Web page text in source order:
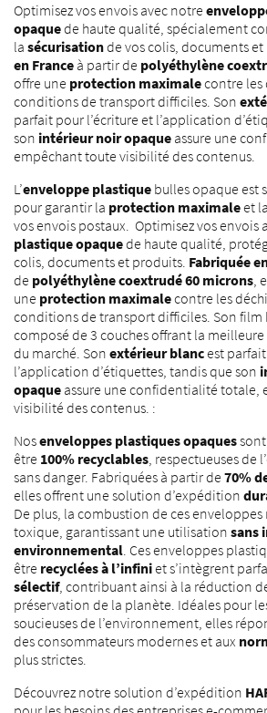
Optimisez vos envois avec notre
opaquede haute qualité, spécialement
la sécurisationde vos colis, documents
en France à partir de polyéthylène
offre une protection maximalecontre les
conditions de transport difficiles. Son
parfait pour l’écriture et l’application
son intérieur noir opaque assure une
empêchant toute visibilité des contenus.
L’enveloppe plastique bulles opaque est
pour garantir la protection maximaleet la
vos envois postaux. Optimisez vos envois
plastique opaquede haute qualité,
colis, documents et produits. Fabriquée
de polyéthylène coextrudé 60 microns,
une protection maximalecontre les
conditions de transport difficiles. Son film
composé de 3 couches offrant la
du marché. Son extérieur blancest
l’application d’étiquettes, tandis que son
opaque assure une confidentialité totale,
visibilité des contenus. :
Nosenveloppes plastiques opaques
être 100% recyclables, respectueuses de
sans danger. Fabriquées à partir de70%
elles offrent une solution d’expédition
De plus, la combustion de ces
toxique, garantissant une utilisation sans
environnemental. Ces enveloppes
être recyclées à l’infiniet s’intègrent
sélectif, contribuant ainsi à la réduction
préservation de la planète. Idéales pour
soucieuses de l’environnement, elles
des consommateurs modernes et aux
plus strictes.
Découvrez notre solution d’expédition